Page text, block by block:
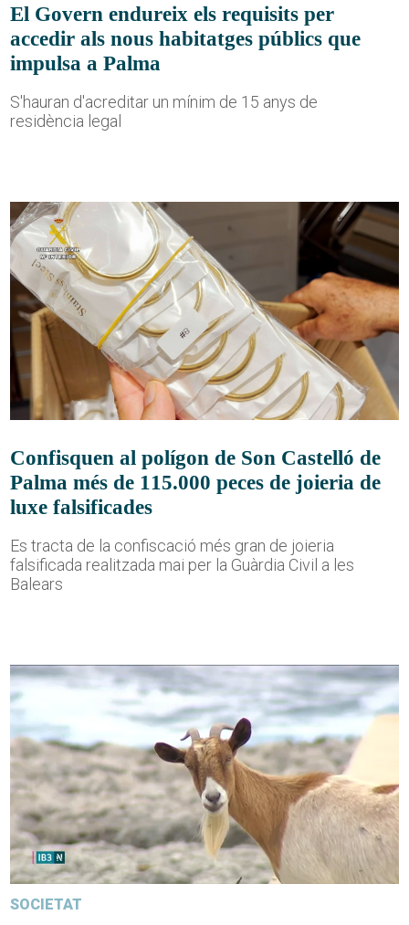
El Govern endureix els requisits per
accedir als nous habitatges públics que
impulsa a Palma
S'hauran d'acreditar un mínim de 15 anys de
residència legal
Confisquen al polígon de Son Castelló de
Palma més de 115.000 peces de joieria de
luxe falsificades
Es tracta de la confiscació més gran de joieria
falsificada realitzada mai per la Guàrdia Civil a les
Balears
SOCIETAT